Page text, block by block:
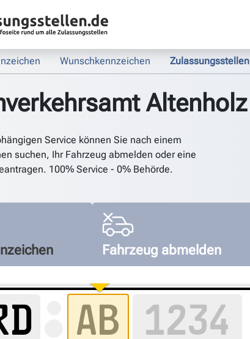
Wunschkennzeichen Zulassungsstellen
Altenholz
Service können Sie nach einem
suchen, Ihr Fahrzeug abmelden oder eine
100% Service - 0% Behörde.
Fahrzeug abmelden